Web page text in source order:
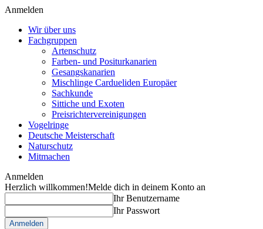
Anmelden
Wir über uns
Fachgruppen
Artenschutz
Farben- und Positurkanarien
Gesangskanarien
Mischlinge Cardueliden Europäer
Sachkunde
Sittiche und Exoten
Preisrichtervereinigungen
Vogelringe
Deutsche Meisterschaft
Naturschutz
Mitmachen
Anmelden
Herzlich willkommen!Melde dich in deinem Konto an
Ihr Benutzername
Ihr Passwort